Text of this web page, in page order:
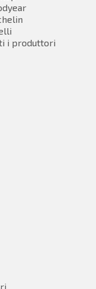
i produttori